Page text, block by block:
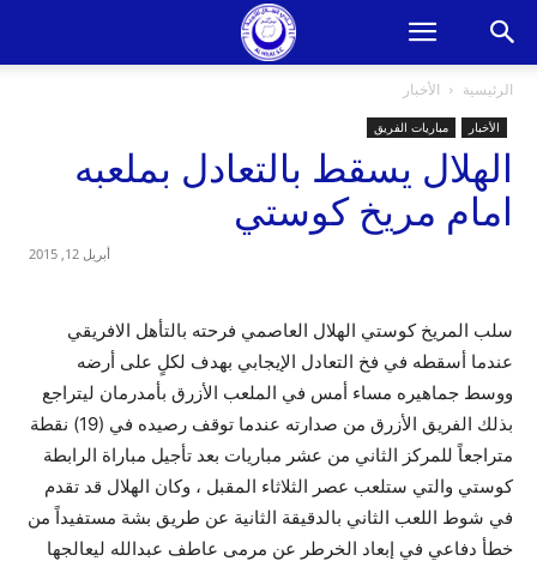
الرئيسية الأخبار
الأخبار مباريات الفريق
الهلال يسقط بالتعادل بملعبه
امام مريخ كوستي
أبريل 12, 2015
سلب المريخ كوستي الهلال العاصمي فرحته بالتأهل الافريقي
عندما أسقطه في فخ التعادل الإيجابي بهدف لكلٍ على أرضه
ووسط جماهيره مساء أمس في الملعب الأزرق بأمدرمان ليتراجع
بذلك الفريق الأزرق من صدارته عندما توقف رصيده في (19) نقطة
متراجعاً للمركز الثاني من عشر مباريات بعد تأجيل مباراة الرابطة
كوستي والتي ستلعب عصر الثلاثاء المقبل ، وكان الهلال قد تقدم
في شوط اللعب الثاني بالدقيقة الثانية عن طريق بشة مستفيداً من
خطأ دفاعي في إبعاد الخرطر عن مرمى عاطف عبدالله ليعالجها